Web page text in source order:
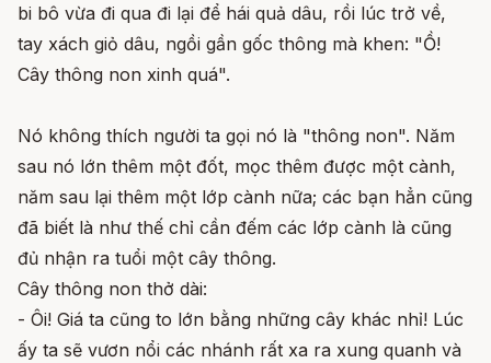
bi bô vừa đi qua đi lại để hái quả dâu, rồi lúc trở về,
tay xách giỏ dâu, ngồi gần gốc thông mà khen: "Ồ!
Cây thông non xinh quá".
Nó không thích người ta gọi nó là "thông non". Năm
sau nó lớn thêm một đốt, mọc thêm được một cành,
năm sau lại thêm một lớp cành nữa; các bạn hẳn cũng
đã biết là như thế chỉ cần đếm các lớp cành là cũng
đủ nhận ra tuổi một cây thông.
Cây thông non thở dài:
- Ôi! Giá ta cũng to lớn bằng những cây khác nhỉ! Lúc
ấy ta sẽ vươn nổi các nhánh rất xa ra xung quanh và